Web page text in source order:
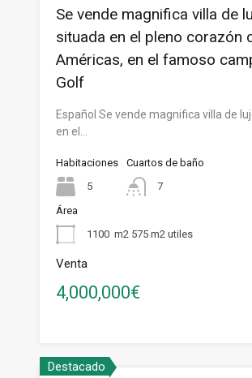
Se vende magnifica villa de
situada en el pleno corazón
Américas, en el famoso
Golf
Español Se vende magnifica villa de
en el…
Habitaciones
5
Cuartos de baño
7
Área
1100 m2 575 m2 utiles
Venta
4,000,000€
Destacado